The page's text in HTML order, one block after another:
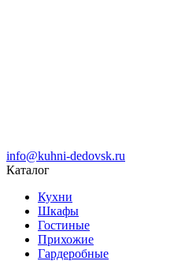
info@kuhni-dedovsk.ru
Каталог
Кухни
Шкафы
Гостиные
Прихожие
Гардеробные